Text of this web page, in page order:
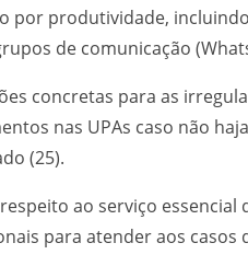
por produtividade,
de comunicação
concretas para as
nas UPAs caso não
(25).
ao serviço
para atender aos casos